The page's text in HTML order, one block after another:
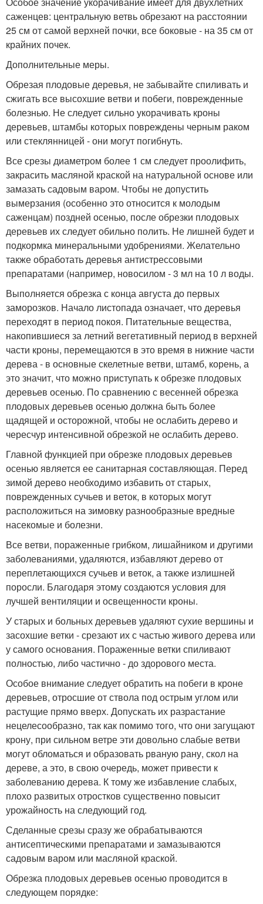
саженцев: центральную ветвь обрезают на расстоянии
25 см от самой верхней почки, все боковые - на 35 см от
крайних почек.
Дополнительные меры.
Обрезая плодовые деревья, не забывайте спиливать и
сжигать все высохшие ветви и побеги, поврежденные
болезнью. Не следует сильно укорачивать кроны
деревьев, штамбы которых повреждены черным раком
или стеклянницей - они могут погибнуть.
Все срезы диаметром более 1 см следует проолифить,
закрасить масляной краской на натуральной основе или
замазать садовым варом. Чтобы не допустить
вымерзания (особенно это относится к молодым
саженцам) поздней осенью, после обрезки плодовых
деревьев их следует обильно полить. Не лишней будет и
подкормка минеральными удобрениями. Желательно
также обработать деревья антистрессовыми
препаратами (например, новосилом - 3 мл на 10 л воды.
Выполняется обрезка с конца августа до первых
заморозков. Начало листопада означает, что деревья
переходят в период покоя. Питательные вещества,
накопившиеся за летний вегетативный период в верхней
части кроны, перемещаются в это время в нижние части
дерева - в основные скелетные ветви, штамб, корень, а
это значит, что можно приступать к обрезке плодовых
деревьев осенью. По сравнению с весенней обрезка
плодовых деревьев осенью должна быть более
щадящей и осторожной, чтобы не ослабить дерево и
чересчур интенсивной обрезкой не ослабить дерево.
Главной функцией при обрезке плодовых деревьев
осенью является ее санитарная составляющая. Перед
зимой дерево необходимо избавить от старых,
поврежденных сучьев и веток, в которых могут
расположиться на зимовку разнообразные вредные
насекомые и болезни.
Все ветви, пораженные грибком, лишайником и другими
заболеваниями, удаляются, избавляют дерево от
переплетающихся сучьев и веток, а также излишней
поросли. Благодаря этому создаются условия для
лучшей вентиляции и освещенности кроны.
У старых и больных деревьев удаляют сухие вершины и
засохшие ветки - срезают их с частью живого дерева или
у самого основания. Пораженные ветки спиливают
полностью, либо частично - до здорового места.
Особое внимание следует обратить на побеги в кроне
деревьев, отросшие от ствола под острым углом или
растущие прямо вверх. Допускать их разрастание
нецелесообразно, так как помимо того, что они загущают
крону, при сильном ветре эти довольно слабые ветви
могут обломаться и образовать рваную рану, скол на
дереве, а это, в свою очередь, может привести к
заболеванию дерева. К тому же избавление слабых,
плохо развитых отростков существенно повысит
урожайность на следующий год.
Сделанные срезы сразу же обрабатываются
антисептическими препаратами и замазываются
садовым варом или масляной краской.
Обрезка плодовых деревьев осенью проводится в
следующем порядке: